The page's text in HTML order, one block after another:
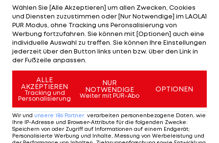
Silber geht an Anastasia Sueva aus Russland
(2:05,92), das Podest wird von Franklis Landsfrau
Elizabteh Beisel (2:06,55 Min.) komplettiert. Die
bisherige Weltrekordinhaberin Kirsty Coventry
(ZIM) muss sich mit Rang sechs begnügen.
Mehr zum Thema
Wählen Sie [Alle Akzeptieren] um allen Zwecken, Cookies
und Diensten zuzustimmen oder [Nur Notwendige] im LAOLA1
PUR Modus, ohne Tracking uns Peronsalisierung von
Werbung fortzufahren. Sie können mit [Optionen] auch eine
individuelle Auswahl zu treffen. Sie können Ihre Einstellungen
jederzeit über den Button links unten bzw. über den Link in
der Fußzeile anpassen.
ALLE
AKZEPTIEREN
Tracking und
Personalisierung
NUR
NOTWENDIGE
Weiter mit PUR-Abo
OPTIONEN
Wir und unsere 186 Partner verarbeiten personenbezogene Daten, wie
Ihre IP-Adresse und Browser-Attribute für die folgenden Zwecke:
Speichern von oder Zugriff auf Informationen auf einem Endgerät;
Personalisierte Werbung und Inhalte, Messung von Werbeleistung und